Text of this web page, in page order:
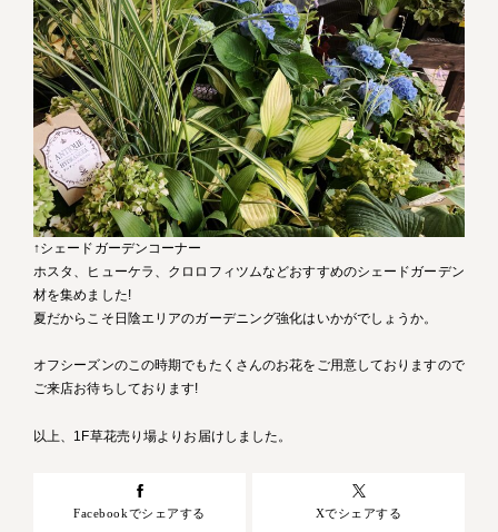
↑シェードガーデンコーナー
ホスタ、ヒューケラ、クロロフィツムなどおすすめのシェードガーデン
材を集めました!
夏だからこそ日陰エリアのガーデニング強化はいかがでしょうか。
オフシーズンのこの時期でもたくさんのお花をご用意しておりますので
ご来店お待ちしております!
以上、1F草花売り場よりお届けしました。
Facebookでシェアする Xでシェアする